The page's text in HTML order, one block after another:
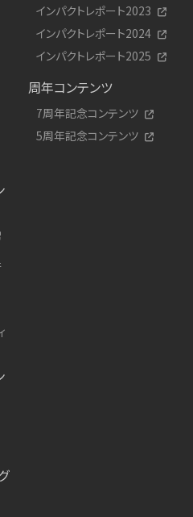
インパクトレポート2023
インパクトレポート2024
インパクトレポート2025
周年コンテンツ
7周年記念コンテンツ
5周年記念コンテンツ